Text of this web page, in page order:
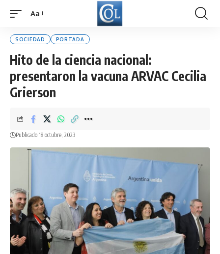
Font
Aa
SOCIEDAD PORTADA
Hito de la ciencia nacional:
presentaron la vacuna ARVAC Cecilia
Grierson
Publicado 18 octubre, 2023